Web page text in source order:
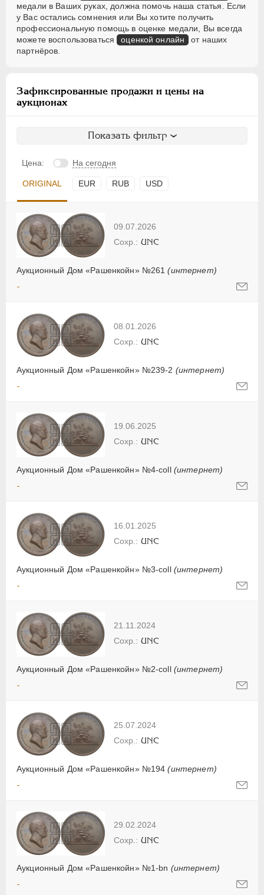
медали в Ваших руках, должна помочь наша статья. Если
у Вас остались сомнения или Вы хотите получить
профессиональную помощь в оценке медали, Вы всегда
можете воспользоваться оценкой онлайн
от наших
партнёров.
Зафиксированные продажи и цены на
аукционах
Показать фильтр
Цена: На сегодня
ORIGINAL EUR RUB USD
09.07.2026
Аукционный Дом «Рашенкойн» №261(интернет)
UNC
-
08.01.2026
Аукционный Дом «Рашенкойн» №239-2 (интернет)
UNC
-
19.06.2025
Аукционный Дом «Рашенкойн» №4-coll (интернет)
UNC
-
16.01.2025
Аукционный Дом «Рашенкойн» №3-coll (интернет)
UNC
-
21.11.2024
Аукционный Дом «Рашенкойн» №2-coll (интернет)
UNC
-
25.07.2024
Аукционный Дом «Рашенкойн» №194(интернет)
UNC
-
29.02.2024
Аукционный Дом «Рашенкойн» №1-bn (интернет)
UNC
-